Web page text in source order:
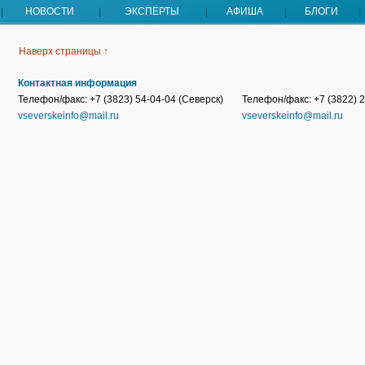
НОВОСТИ ЭКСПЕРТЫ АФИША БЛОГИ
Наверх страницы ↑
Контактная информация
Телефон/факс: +7 (3823) 54-04-04 (Северск)
vseverskeinfo@mail.ru
Телефон/факс: +7 (3822)
vseverskeinfo@mail.ru